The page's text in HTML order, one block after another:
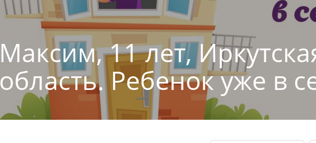
Максим, 11 лет,
область. Ребенок уже в